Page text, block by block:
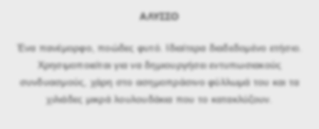
ΑΛΥΣΣΟ
Ένα πανέμορφο, ποώδες φυτό. Ιδιαίτερα διαδεδομένοετήσιο.
Χρησιμοποιείται για να δημιουργήσει εντυπωσιακούς
συνδυασμούς, χάρη στο ασημοπράσινο φύλλωμά του και τα
χιλιάδεςμικρά λουλουδάκια που το κατακλύζουν.